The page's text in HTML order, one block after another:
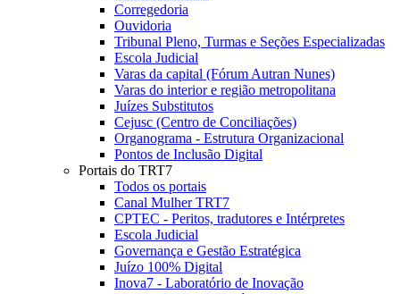
Corregedoria
Ouvidoria
Tribunal Pleno, Turmas e Seções Especializadas
Escola Judicial
Varas da capital (Fórum Autran Nunes)
Varas do interior e região metropolitana
Juízes Substitutos
Cejusc (Centro de Conciliações)
Organograma - Estrutura Organizacional
Pontos de Inclusão Digital
Portais do TRT7
Todos os portais
Canal Mulher TRT7
CPTEC - Peritos, tradutores e Intérpretes
Escola Judicial
Governança e Gestão Estratégica
Juízo 100% Digital
Inova7 - Laboratório de Inovação